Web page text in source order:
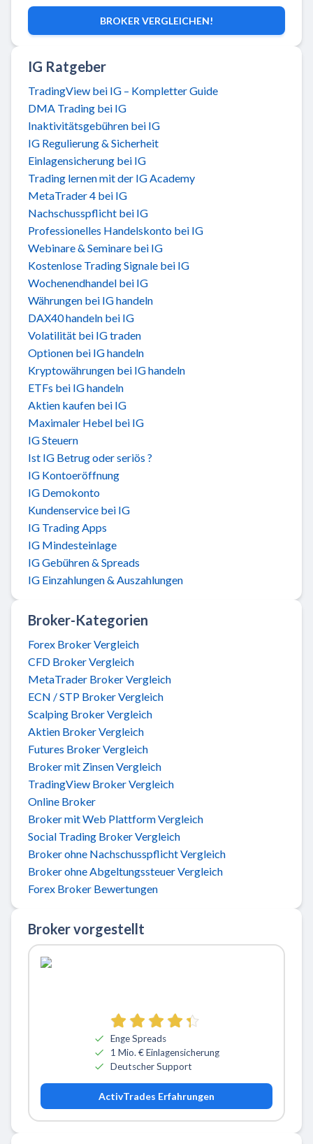
BROKER VERGLEICHEN!
IG Ratgeber
TradingView bei IG – Kompletter Guide
DMA Trading bei IG
Inaktivitätsgebühren bei IG
IG Regulierung & Sicherheit
Einlagensicherung bei IG
Trading lernen mit der IG Academy
MetaTrader 4 bei IG
Nachschusspflicht bei IG
Professionelles Handelskonto bei IG
Webinare & Seminare bei IG
Kostenlose Trading Signale bei IG
Wochenendhandel bei IG
Währungen bei IG handeln
DAX40 handeln bei IG
Volatilität bei IG traden
Optionen bei IG handeln
Kryptowährungen bei IG handeln
ETFs bei IG handeln
Aktien kaufen bei IG
Maximaler Hebel bei IG
IG Steuern
Ist IG Betrug oder seriös ?
IG Kontoeröffnung
IG Demokonto
Kundenservice bei IG
IG Trading Apps
IG Mindesteinlage
IG Gebühren & Spreads
IG Einzahlungen & Auszahlungen
Broker-Kategorien
Forex Broker Vergleich
CFD Broker Vergleich
MetaTrader Broker Vergleich
ECN / STP Broker Vergleich
Scalping Broker Vergleich
Aktien Broker Vergleich
Futures Broker Vergleich
Broker mit Zinsen Vergleich
TradingView Broker Vergleich
Online Broker
Broker mit Web Plattform Vergleich
Social Trading Broker Vergleich
Broker ohne Nachschusspflicht Vergleich
Broker ohne Abgeltungssteuer Vergleich
Forex Broker Bewertungen
Broker vorgestellt
Enge Spreads
1 Mio. € Einlagensicherung
Deutscher Support
ActivTrades Erfahrungen